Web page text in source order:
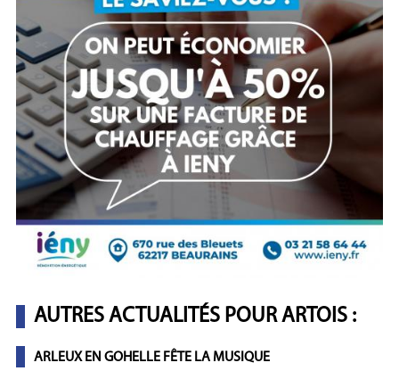
AUTRES ACTUALITÉS POUR ARTOIS :
ARLEUX EN GOHELLE FÊTE LA MUSIQUE